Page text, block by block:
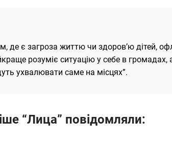
де є загроза життю чи здоров’ю дітей,
розуміє ситуацію у себе в
ухвалювати саме на місцях”.
“Лица” повідомляли: